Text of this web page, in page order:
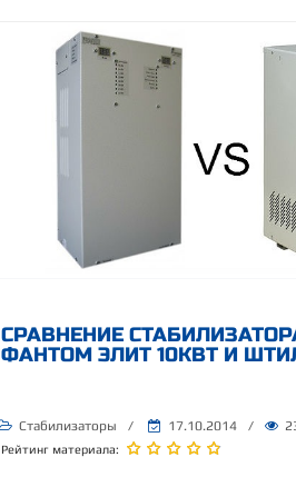
СРАВНЕНИЕ
ФАНТОМ ЭЛИТ 10КВТ И
Стабилизаторы / 17.10.2014 /
Рейтинг материала: